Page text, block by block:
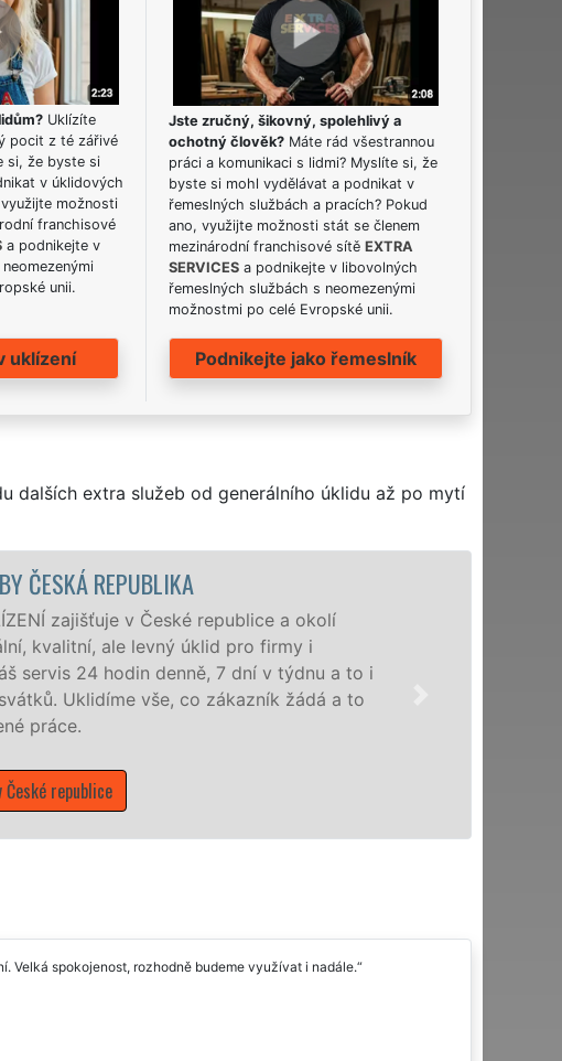
Uklízíte
pocit z té zářivé
si, že byste si
v úklidových
možnosti
franchisové
a podnikejte v
unii.
uklízení
Jste zručný, šikovný, spolehlivý a
ochotný člověk? Máte rád všestrannou
práci a komunikaci s lidmi? Myslíte si, že
byste si mohl vydělávat a podnikat v
řemeslných službách a pracích? Pokud
ano, využijte možnosti stát se členem
mezinárodní franchisové sítěEXTRA
SERVICES a podnikejte v libovolných
řemeslných službách s neomezenými
možnostmi po celé Evropské unii.
Podnikejte jako řemeslník
dalších extra služeb od generálního úklidu až po mytí
a okolí
i
týdnu a to i
žádá a to
Velká spokojenost, rozhodně budeme využívat i nadále.